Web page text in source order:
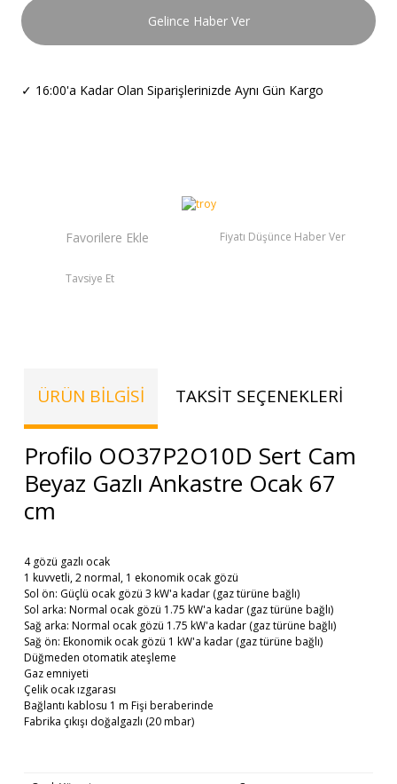
Gelince Haber Ver
✓ 16:00'a Kadar Olan Siparişlerinizde Aynı Gün Kargo
Fiyatı Düşünce Haber Ver
Tavsiye Et
ÜRÜN BILGISI TAKSIT SEÇENEKLERI
Profilo OO37P2O10D Sert Cam
Beyaz Gazlı Ankastre Ocak 67
cm
4 gözü gazlı ocak
1 kuvvetli, 2 normal, 1 ekonomik ocak gözü
Sol ön: Güçlü ocak gözü 3 kW'a kadar (gaz türüne bağlı)
Sol arka: Normal ocak gözü 1.75 kW'a kadar (gaz türüne bağlı)
Sağ arka: Normal ocak gözü 1.75 kW'a kadar (gaz türüne bağlı)
Sağ ön: Ekonomik ocak gözü 1 kW'a kadar (gaz türüne bağlı)
Düğmeden otomatik ateşleme
Gaz emniyeti
Çelik ocak ızgarası
Bağlantı kablosu 1 m Fişi beraberinde
Fabrika çıkışı doğalgazlı (20 mbar)